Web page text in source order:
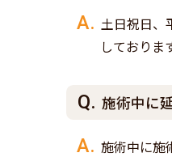
土日祝日、
しておりま
施術中に
施術中に施